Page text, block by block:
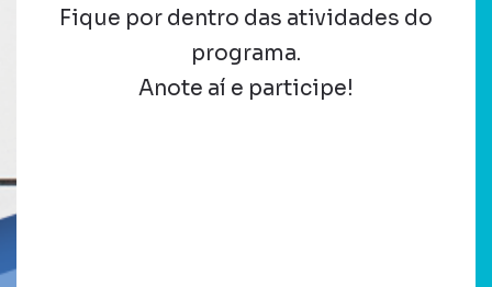
Fique por dentro das atividades do
programa.
Anote aí e participe!